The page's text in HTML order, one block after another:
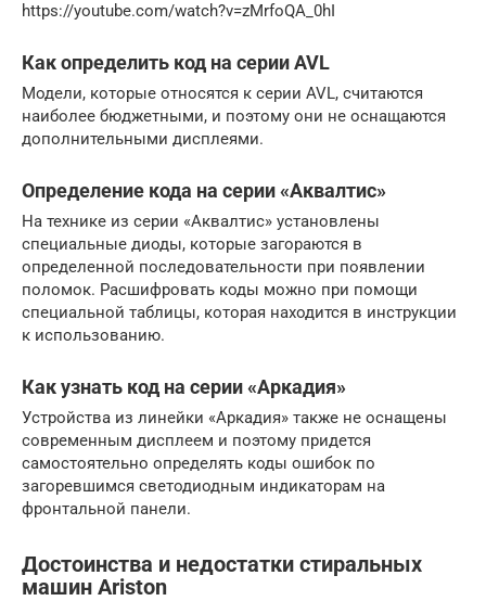
https://youtube.com/watch?v=zMrfoQA_0hI
Как определить код на серии AVL
Модели, которые относятся к серии AVL, считаются
наиболее бюджетными, и поэтому они не оснащаются
дополнительными дисплеями.
Определение кода на серии «Аквалтис»
На технике из серии «Аквалтис» установлены
специальные диоды, которые загораются в
определенной последовательности при появлении
поломок. Расшифровать коды можно при помощи
специальной таблицы, которая находится в инструкции
к использованию.
Как узнать код на серии «Аркадия»
Устройства из линейки «Аркадия» также не оснащены
современным дисплеем и поэтому придется
самостоятельно определять коды ошибок по
загоревшимся светодиодным индикаторам на
фронтальной панели.
Достоинства и недостатки стиральных
машин Ariston